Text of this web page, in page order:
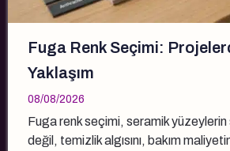
Fuga Renk Seçimi:
Yaklaşım
08/08/2026
Fuga renk seçimi, seramik
değil, temizlik algısını, bakım